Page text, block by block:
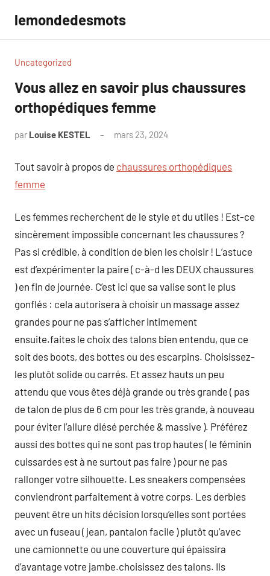
contenu
lemondedesmots
Uncategorized
Vous allez en savoir plus chaussures
orthopédiques femme
par Louise KESTEL mars 23, 2024
Tout savoir à propos de chaussures orthopédiques
femme
Les femmes recherchent de le style et du utiles ! Est-ce
sincèrement impossible concernant les chaussures ?
Pas si crédible, à condition de bien les choisir ! L’astuce
est d’expérimenter la paire ( c-à-d les DEUX chaussures
) en fin de journée. C’est ici que sa valise sont le plus
gonflés : cela autorisera à choisir un massage assez
grandes pour ne pas s’afficher intimement
ensuite.faites le choix des talons bien entendu, que ce
soit des boots, des bottes ou des escarpins. Choisissez-
les plutôt solide ou carrés. Et assez hauts un peu
attendu que vous êtes déjà grande ou très grande ( pas
de talon de plus de 6 cm pour les très grande, à nouveau
pour éviter l’allure diésé perchée & massive ). Préférez
aussi des bottes qui ne sont pas trop hautes ( le féminin
cuissardes est à ne surtout pas faire ) pour ne pas
rallonger votre silhouette. Les sneakers compensées
conviendront parfaitement à votre corps. Les derbies
peuvent être un hits décision lorsqu’elles sont portées
avec un fuseau ( jean, pantalon facile ) plutôt qu’avec
une camionnette ou une couverture qui épaissira
d’avantage votre jambe.choisissez des talons. Ils